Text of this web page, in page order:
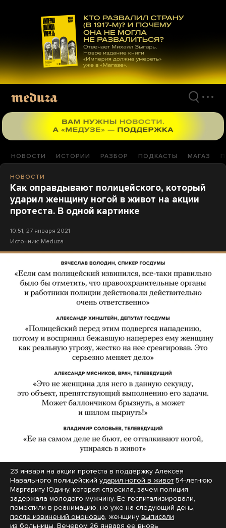
материалам
НОВОСТИ ИСТОРИИ РАЗБОР ПОДКАСТЫ МАГАЗ
НОВОСТИ
Как оправдывают полицейского, который
ударил женщину ногой в живот на акции
протеста. В одной картинке
10:51, 27 января 2021
Источник: Meduza
23 января на акции протеста в поддержку Алексея
Навального полицейский ударил ногой в живот 54-летнюю
Маргариту Юдину, которая спросила, зачем полиция
задержала молодого мужчину. Ее госпитализировали,
поместили в реанимацию, но уже на следующий день,
после извинений омоновца, женщину выписали
из больницы. Вечером 26 января ее вновь